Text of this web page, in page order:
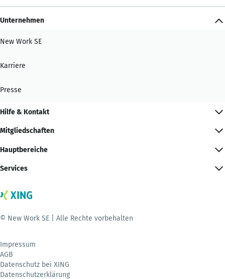
Unternehmen
New Work SE
Karriere
Presse
Hilfe & Kontakt
Mitgliedschaften
Hauptbereiche
Services
© New Work SE | Alle Rechte vorbehalten
Impressum
AGB
Datenschutz bei XING
Datenschutzerklärung